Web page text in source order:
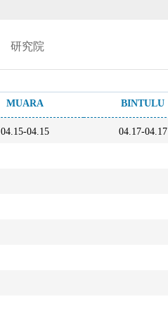
研究院
MUARA BINTULU
04.15-04.15 04.17-04.17